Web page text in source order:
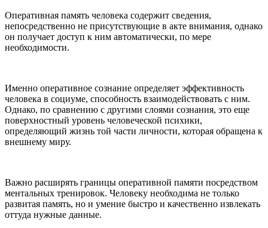
Оперативная память человека содержит сведения,
непосредственно не присутствующие в акте внимания, однако
он получает доступ к ним автоматически, по мере
необходимости.
Именно оперативное сознание определяет эффективность
человека в социуме, способность взаимодействовать с ним.
Однако, по сравнению с другими слоями сознания, это еще
поверхностный уровень человеческой психики,
определяющий жизнь той части личности, которая обращена к
внешнему миру.
Важно расширять границы оперативной памяти посредством
ментальных тренировок. Человеку необходима не только
развитая память, но и умение быстро и качественно извлекать
оттуда нужные данные.